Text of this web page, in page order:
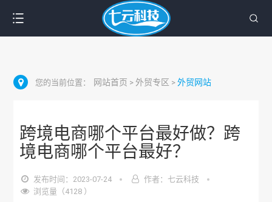
您的当前位置： 网站首页 > 外贸专区 >外贸网站
跨境电商哪个平台最好做？跨
境电商哪个平台最好？
发布时间：2023-07-24
作者：七云科技
浏览量（4128 ）